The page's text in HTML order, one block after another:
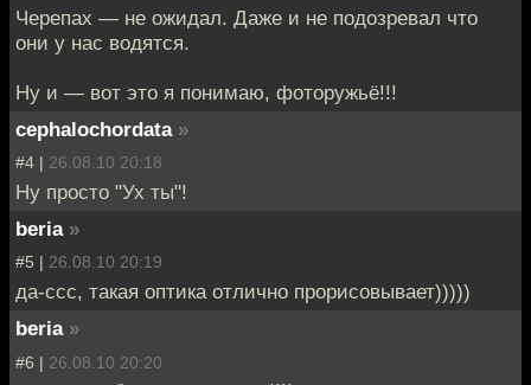
Черепах — не ожидал. Даже и не подозревал что
они у нас водятся.
Ну и — вот это я понимаю, фоторужьё!!!
cephalochordata »
#4 | 26.08.10 20:18
Ну просто "Ух ты"!
beria »
#5 | 26.08.10 20:19
да-ссс, такая оптика отлично прорисовывает)))))
beria »
#6 | 26.08.10 20:20